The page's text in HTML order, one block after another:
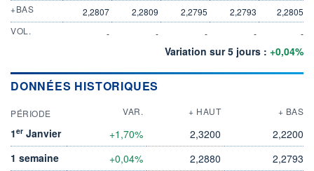
+BAS
2,2807 2,2809 2,2795 2,2793
2,2805
VOL.
- - - - -
Variation sur 5 jours : +0,04%
DONNÉES HISTORIQUES
PÉRIODE VAR. + HAUT + BAS
1er Janvier +1,70% 2,3200
2,2200
1 semaine
+0,04% 2,2880
2,2793